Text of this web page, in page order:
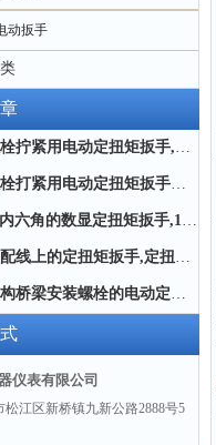
动扳手
高强螺栓拧紧用电动定扭矩扳手,大型紧固件拧紧电动扭矩扳手厂家
高度螺栓打紧用电动定扭矩扳手工具50-5000Nm
打M24内六角的数显定扭矩扳手,1200N.m大扭矩数显定扭矩扳手
汽车装配线上的定扭矩扳手,定扭矩电动扳手汽车装配线上的
于钢结构桥梁安装螺栓的电动定扭矩扳手1200N.m
仪表有限公司
松江区新桥镇九新公路2888号5